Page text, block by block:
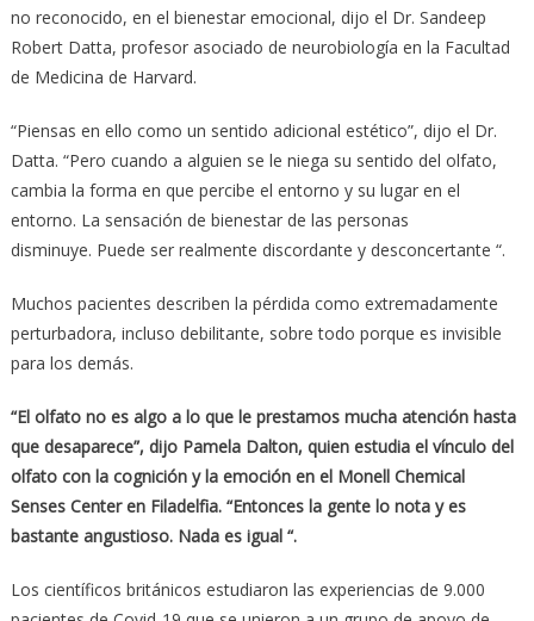
no reconocido, en el bienestar emocional, dijo el Dr. Sandeep
Robert Datta, profesor asociado de neurobiología en la Facultad
de Medicina de Harvard.
“Piensas en ello como un sentido adicional estético”, dijo el Dr.
Datta. “Pero cuando a alguien se le niega su sentido del olfato,
cambia la forma en que percibe el entorno y su lugar en el
entorno. La sensación de bienestar de las personas
disminuye. Puede ser realmente discordante y desconcertante “.
Muchos pacientes describen la pérdida como extremadamente
perturbadora, incluso debilitante, sobre todo porque es invisible
para los demás.
“El olfato no es algo a lo que le prestamos mucha atención hasta
que desaparece”, dijo Pamela Dalton, quien estudia el vínculo del
olfato con la cognición y la emoción en el Monell Chemical
Senses Center en Filadelfia. “Entonces la gente lo nota y es
bastante angustioso. Nada es igual “.
Los científicos británicos estudiaron las experiencias de 9.000